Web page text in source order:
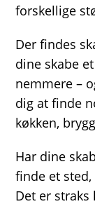
forskellige
Der findes
dine skabe
nemmere –
dig at finde
køkken,
Har dine
finde et
Det er